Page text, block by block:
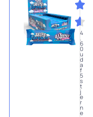
4
6
0
u
d
a
f
5
s
t
j
e
r
n
e